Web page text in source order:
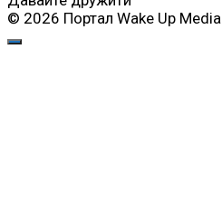
© 2026 Портал Wake Up Media